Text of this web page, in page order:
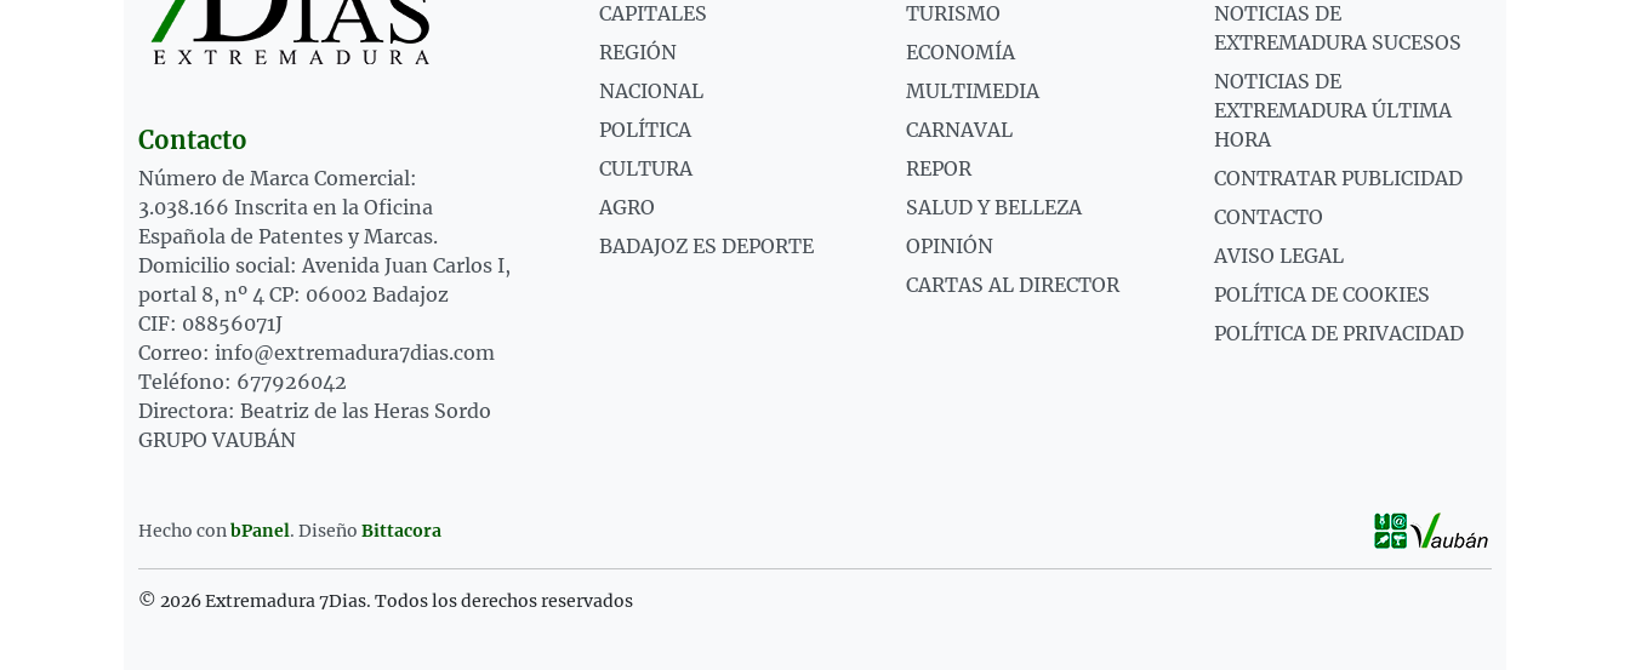
Contacto
Número de Marca Comercial:
3.038.166 Inscrita en la Oficina
Española de Patentes y Marcas.
Domicilio social: Avenida Juan Carlos I,
portal 8, nº 4 CP: 06002 Badajoz
CIF: 08856071J
Correo: info@extremadura7dias.com
Teléfono: 677926042
Directora: Beatriz de las Heras Sordo
GRUPO VAUBÁN
CAPITALES
REGIÓN
NACIONAL
POLÍTICA
CULTURA
AGRO
BADAJOZ ES DEPORTE
TURISMO
ECONOMÍA
MULTIMEDIA
CARNAVAL
REPOR
SALUD Y BELLEZA
OPINIÓN
CARTAS AL DIRECTOR
NOTICIAS DE
EXTREMADURA SUCESOS
NOTICIAS DE
EXTREMADURA ÚLTIMA
HORA
CONTRATAR PUBLICIDAD
CONTACTO
AVISO LEGAL
POLÍTICA DE COOKIES
POLÍTICA DE PRIVACIDAD
Hecho conbPanel. Diseño Bittacora
© 2026 Extremadura 7Dias. Todos los derechos reservados